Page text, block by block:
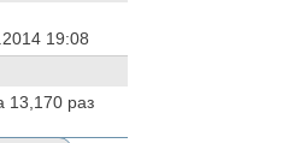
19:08
13,170 раз